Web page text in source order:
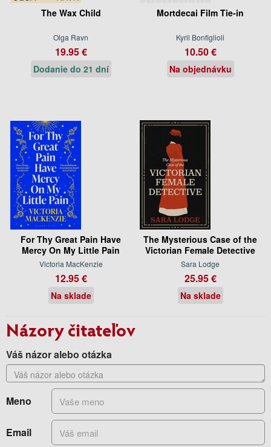
The Wax Child
Olga Ravn
19.95 €
Dodanie do 21 dní
Mortdecai Film Tie-in
Kyril Bonfiglioli
10.50 €
Na objednávku
For Thy Great Pain Have
Mercy On My Little Pain
Victoria MacKenzie
12.95 €
Na sklade
The Mysterious Case of the
Victorian Female Detective
Sara Lodge
25.95 €
Na sklade
Názory čitateľov
Váš názor alebo otázka
Meno
Email